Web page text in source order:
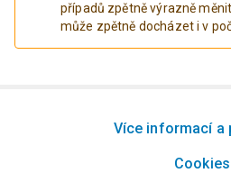
případů zpětně výrazně
může zpětně docházet i v
Více informací a
Cookies